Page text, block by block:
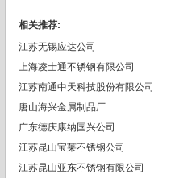
相关推荐:
江苏无锡应达公司
上海凌士通不锈钢有限公司
江苏南通中天科技股份有限公司
唐山海兴金属制品厂
广东德庆康纳国兴公司
江苏昆山宝莱不锈钢公司
江苏昆山亚东不锈钢有限公司